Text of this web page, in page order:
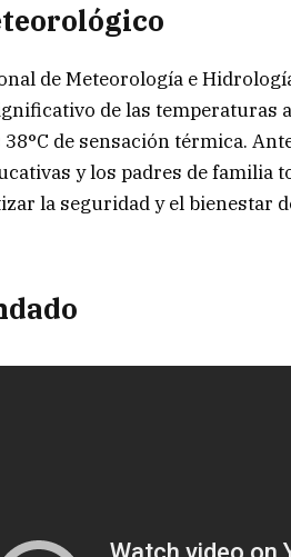
de Meteorología e
de las temperaturas
de sensación térmica.
y los padres de familia
la seguridad y el bienestar